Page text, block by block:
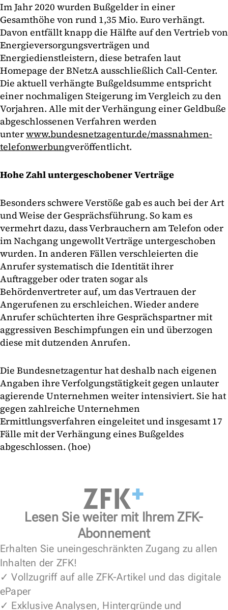
Im Jahr 2020 wurden Bußgelder in einer
Gesamthöhe von rund 1,35 Mio. Euro verhängt.
Davon entfällt knapp die Hälfte auf den Vertrieb von
Energieversorgungsverträgen und
Energiedienstleistern, diese betrafen laut
Homepage der BNetzA ausschließlich Call-Center.
Die aktuell verhängte Bußgeldsumme entspricht
einer nochmaligen Steigerung im Vergleich zu den
Vorjahren. Alle mit der Verhängung einer Geldbuße
abgeschlossenen Verfahren werden
unterwww.bundesnetzagentur.de/massnahmen-
telefonwerbungveröffentlicht.
Hohe Zahl untergeschobener Verträge
Besonders schwere Verstöße gab es auch bei der Art
und Weise der Gesprächsführung. So kam es
vermehrt dazu, dass Verbrauchern am Telefon oder
im Nachgang ungewollt Verträge untergeschoben
wurden. In anderen Fällen verschleierten die
Anrufer systematisch die Identität ihrer
Auftraggeber oder traten sogar als
Behördenvertreter auf, um das Vertrauen der
Angerufenen zu erschleichen. Wieder andere
Anrufer schüchterten ihre Gesprächspartner mit
aggressiven Beschimpfungen ein und überzogen
diese mit dutzenden Anrufen.
Die Bundesnetzagentur hat deshalb nach eigenen
Angaben ihre Verfolgungstätigkeit gegen unlauter
agierende Unternehmen weiter intensiviert. Sie hat
gegen zahlreiche Unternehmen
Ermittlungsverfahren eingeleitet und insgesamt 17
Fälle mit der Verhängung eines Bußgeldes
abgeschlossen. (hoe)
Lesen Sie weiter mit Ihrem ZFK-
Abonnement
Erhalten Sie uneingeschränkten Zugang zu allen
Inhalten der ZFK!
✓ Vollzugriff auf alle ZFK-Artikel und das digitale
ePaper
✓ Exklusive Analysen, Hintergründe und